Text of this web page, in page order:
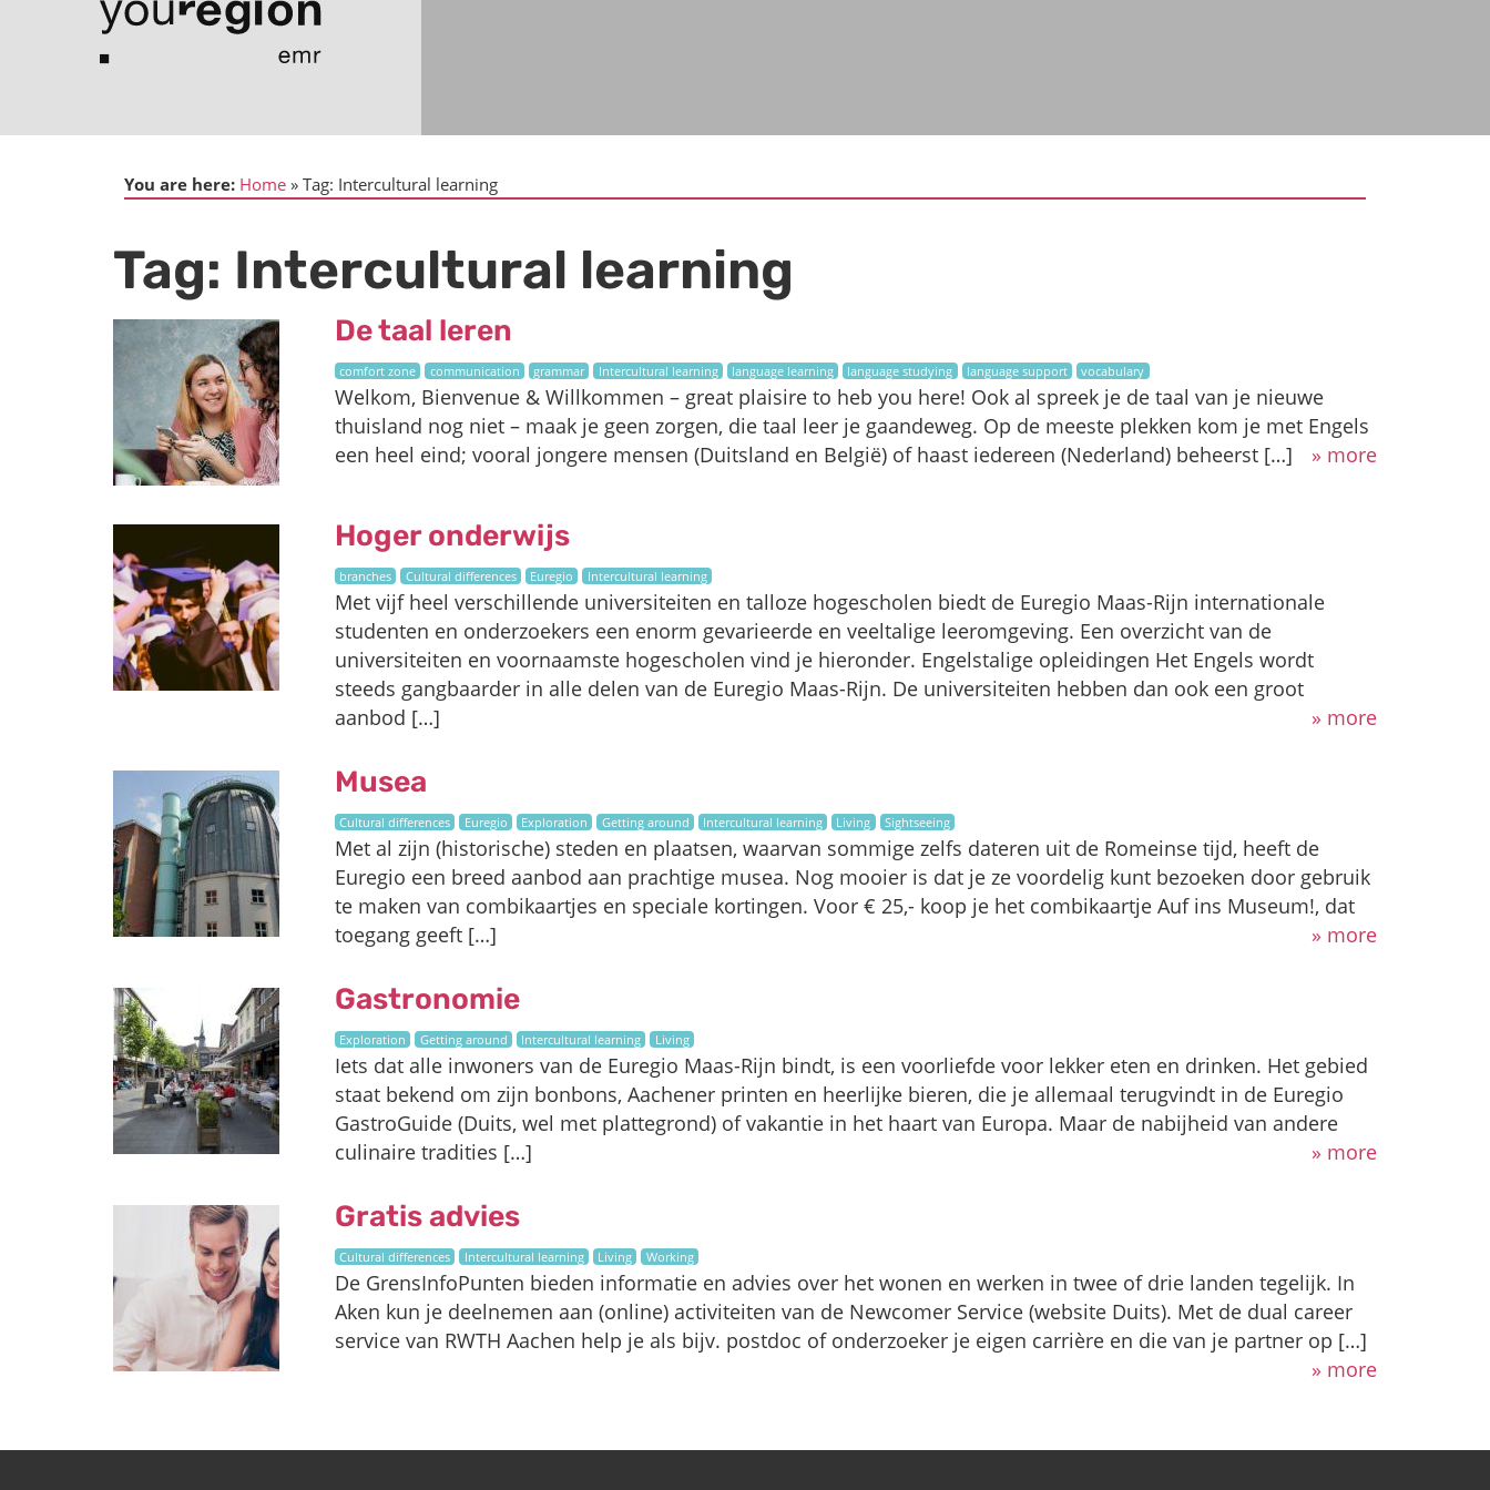
You are here: Home Tag: Intercultural learning
Tag: Intercultural learning
De taal leren
comfort zone communication grammar Intercultural learning language learning language studying language support vocabulary
Welkom, Bienvenue & Willkommen – great plaisire to heb you here! Ook al spreek je de taal van je nieuwe
thuisland nog niet – maak je geen zorgen, die taal leer je gaandeweg. Op de meeste plekken kom je met Engels
een heel eind; vooral jongere mensen (Duitsland en België) of haast iedereen (Nederland) beheerst […]
» more
Hoger onderwijs
branches Cultural differences Euregio Intercultural learning
Met vijf heel verschillende universiteiten en talloze hogescholen biedt de Euregio Maas-Rijn internationale
studenten en onderzoekers een enorm gevarieerde en veeltalige leeromgeving. Een overzicht van de
universiteiten en voornaamste hogescholen vind je hieronder. Engelstalige opleidingen Het Engels wordt
steeds gangbaarder in alle delen van de Euregio Maas-Rijn. De universiteiten hebben dan ook een groot
aanbod […]
» more
Musea
Cultural differences Euregio Exploration Getting around Intercultural learning Living Sightseeing
Met al zijn (historische) steden en plaatsen, waarvan sommige zelfs dateren uit de Romeinse tijd, heeft de
Euregio een breed aanbod aan prachtige musea. Nog mooier is dat je ze voordelig kunt bezoeken door gebruik
te maken van combikaartjes en speciale kortingen. Voor € 25,- koop je het combikaartje Auf ins Museum!, dat
toegang geeft […]
» more
Gastronomie
Exploration Getting around Intercultural learning Living
Iets dat alle inwoners van de Euregio Maas-Rijn bindt, is een voorliefde voor lekker eten en drinken. Het gebied
staat bekend om zijn bonbons, Aachener printen en heerlijke bieren, die je allemaal terugvindt in de Euregio
GastroGuide (Duits, wel met plattegrond) of vakantie in het haart van Europa. Maar de nabijheid van andere
culinaire tradities […]
» more
Gratis advies
Cultural differences Intercultural learning Living Working
De GrensInfoPunten bieden informatie en advies over het wonen en werken in twee of drie landen tegelijk. In
Aken kun je deelnemen aan (online) activiteiten van de Newcomer Service (website Duits). Met de dual career
service van RWTH Aachen help je als bijv. postdoc of onderzoeker je eigen carrière en die van je partner op […]
» more